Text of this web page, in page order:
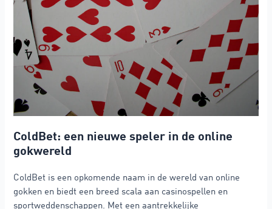
ColdBet: een nieuwe speler in de online
gokwereld
ColdBet is een opkomende naam in de wereld van online
gokken en biedt een breed scala aan casinospellen en
sportweddenschappen. Met een aantrekkelijke